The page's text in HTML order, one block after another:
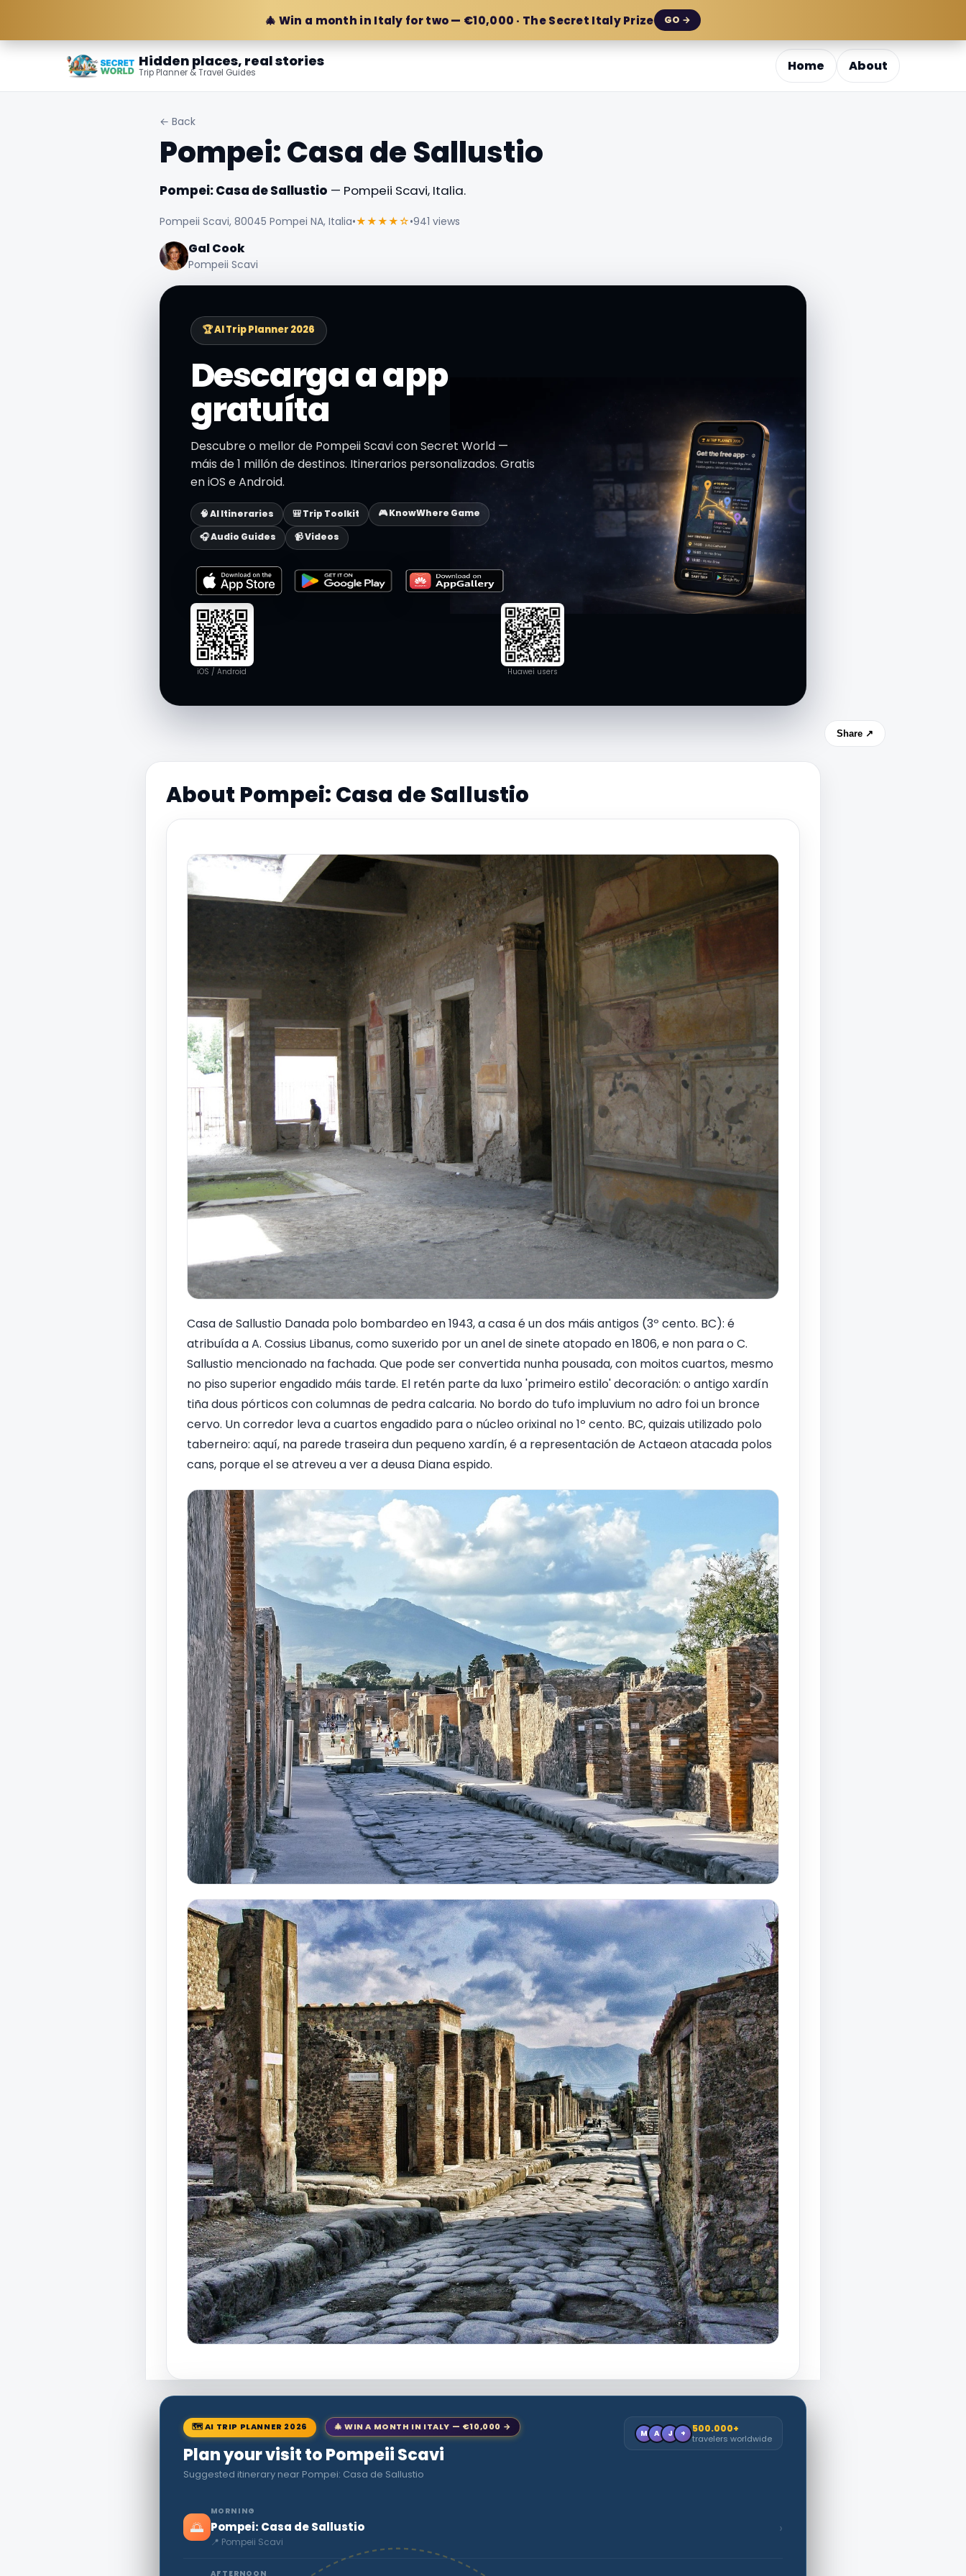
🎄 Win a month in Italy for two — €10,000 · The Secret Italy Prize GO →
Hidden places, real stories
Trip Planner & Travel Guides Home About
← Back
Pompei: Casa de Sallustio
Pompei: Casa de Sallustio — Pompeii Scavi, Italia.
Pompeii Scavi, 80045 Pompei NA, Italia•★★★★☆•941 views
Gal Cook
Pompeii Scavi
🏆 AI Trip Planner 2026
Descarga a app
gratuíta
Descubre o mellor de Pompeii Scavi con Secret World —
máis de 1 millón de destinos. Itinerarios personalizados. Gratis
en iOS e Android.
🧠 AI Itineraries 🎒 Trip Toolkit
🎮 KnowWhere Game
🎧 Audio Guides
📹 Videos
iOS / Android Huawei users
Share ↗
About Pompei: Casa de Sallustio
Casa de Sallustio Danada polo bombardeo en 1943, a casa é un dos máis antigos (3º cento. BC): é
atribuída a A. Cossius Libanus, como suxerido por un anel de sinete atopado en 1806, e non para o C.
Sallustio mencionado na fachada. Que pode ser convertida nunha pousada, con moitos cuartos, mesmo
no piso superior engadido máis tarde. El retén parte da luxo 'primeiro estilo' decoración: o antigo xardín
tiña dous pórticos con columnas de pedra calcaria. No bordo do tufo impluvium no adro foi un bronce
cervo. Un corredor leva a cuartos engadido para o núcleo orixinal no 1º cento. BC, quizais utilizado polo
taberneiro: aquí, na parede traseira dun pequeno xardín, é a representación de Actaeon atacada polos
cans, porque el se atreveu a ver a deusa Diana espido.
🗺 AI TRIP PLANNER 2026 🎄 WIN A MONTH IN ITALY — €10,000 →
Plan your visit to Pompeii Scavi
Suggested itinerary near Pompei: Casa de Sallustio
M A J + 500.000+
travelers worldwide
🌅
MORNING
Pompei: Casa de Sallustio
📍 Pompeii Scavi
›
AFTERNOON